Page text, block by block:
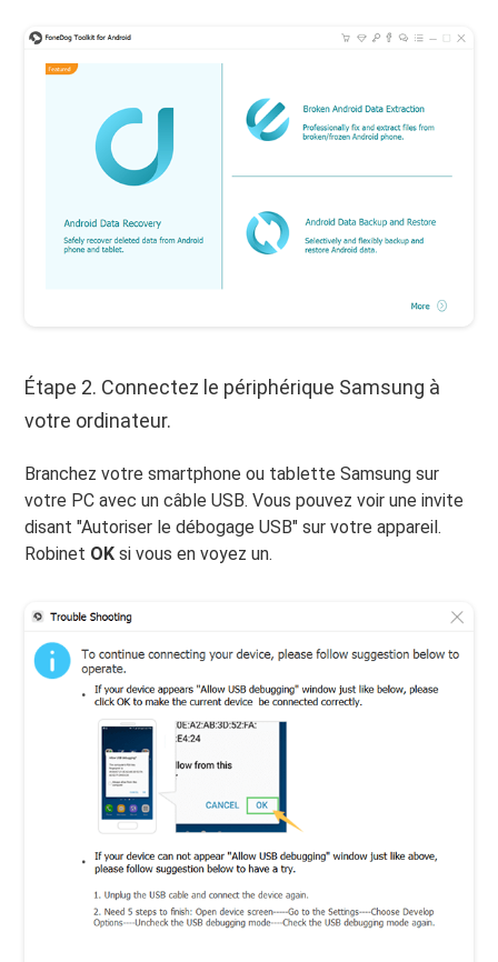
Étape 2. Connectez le périphérique Samsung à
votre ordinateur.
Branchez votre smartphone ou tablette Samsung sur
votre PC avec un câble USB. Vous pouvez voir une invite
disant "Autoriser le débogage USB" sur votre appareil.
Robinet OKsi vous en voyez un.